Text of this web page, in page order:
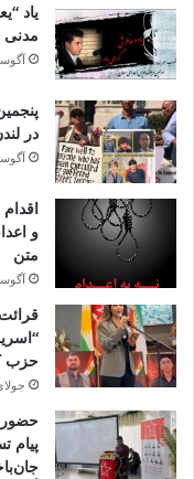
یاد
مدنی
آگوست
در
آگوست
و
متن
آگوست
حزب
جولای 26,
حضور
پیام